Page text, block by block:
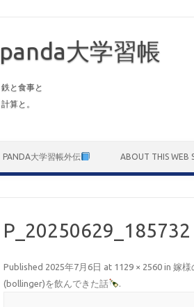
panda大学習帳
鉄と食事と
計算と。
PANDA大学習帳外伝 ABOUT THIS WEB
P_20250629_185732
Published 2025年7月6日 at 1129 × 2560in 嫁様
(bollinger)を飲んできた話
.